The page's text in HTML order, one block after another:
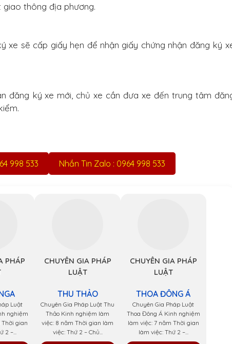
giao thông địa phương.
xe sẽ cấp giấy hẹn để nhận giấy chứng nhận đăng ký
đăng ký xe mới, chủ xe cần đưa xe đến trung tâm
998 533 Nhắn Tin Zalo : 0964 998 533
PHÁP
Luật
nghiệm
gian
2 –...
CHUYÊN GIA PHÁP
LUẬT
THU THẢO
Chuyên Gia Pháp Luật Thu
Thảo Kinh nghiệm làm
việc: 8 năm Thời gian làm
việc: Thứ 2 – Chủ...
CHUYÊN GIA PHÁP
LUẬT
THOA ĐÔNG Á
Chuyên Gia Pháp Luật
Thoa Đông Á Kinh nghiệm
làm việc: 7 năm Thời gian
làm việc: Thứ 2 –...